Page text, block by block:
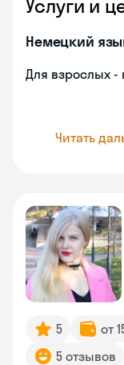
Услуги и
Немецкий
Для взрослых
Читать
5 от
5 отзывов